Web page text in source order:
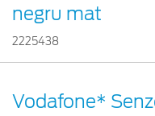
negru mat
2225438
Vodafone*